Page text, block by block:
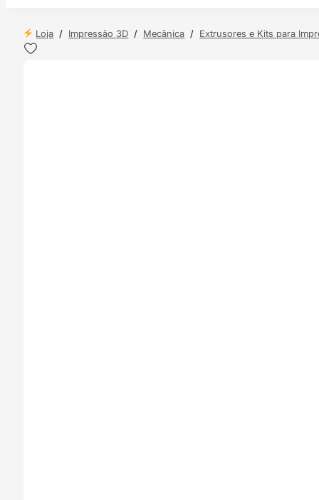
Loja / Impressão 3D / Mecânica / Extrusores e Kits para